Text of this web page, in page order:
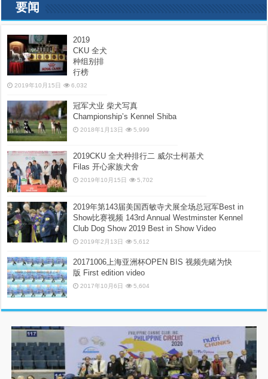
要闻
2019
CKU 全犬
种组别排
行榜
2019年10月15日 6,032
冠军犬业 柴犬写真
Championship’s Kennel Shiba
2018年1月13日 5,999
2019CKU 全犬种排行二 威尔士柯基犬
Filas 开心家族犬舍
2019年10月15日 5,702
2019年第143届美国西敏寺犬展全场总冠军Best in
Show比赛视频 143rd Annual Westminster Kennel
Club Dog Show 2019 Best in Show Video
2019年2月13日 5,612
20171006上海亚洲杯OPEN BIS 视频先睹为快
版 First edition video
2017年10月6日 5,604